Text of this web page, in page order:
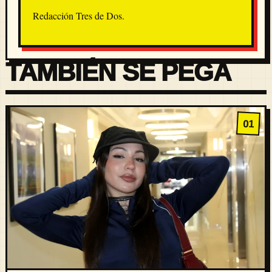
Redacción Tres de Dos.
TAMBIÉN SE PEGA
01